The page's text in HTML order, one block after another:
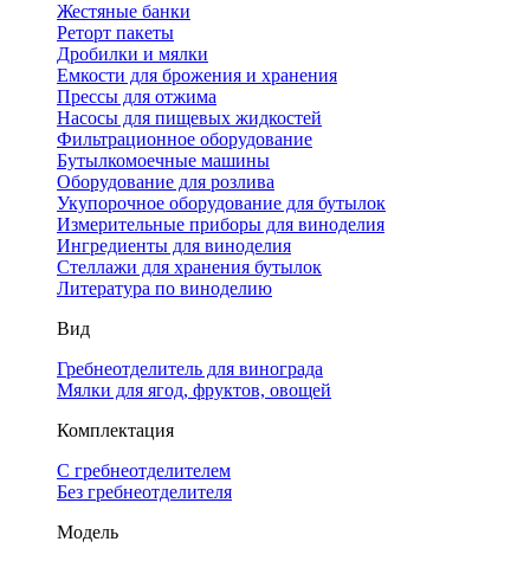
Жестяные банки
Реторт пакеты
Дробилки и мялки
Емкости для брожения и хранения
Прессы для отжима
Насосы для пищевых жидкостей
Фильтрационное оборудование
Бутылкомоечные машины
Оборудование для розлива
Укупорочное оборудование для бутылок
Измерительные приборы для виноделия
Ингредиенты для виноделия
Стеллажи для хранения бутылок
Литература по виноделию
Вид
Гребнеотделитель для винограда
Мялки для ягод, фруктов, овощей
Комплектация
С гребнеотделителем
Без гребнеотделителя
Модель